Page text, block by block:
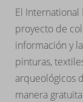
El
proyecto de
información y
pinturas,
arqueológicos
manera